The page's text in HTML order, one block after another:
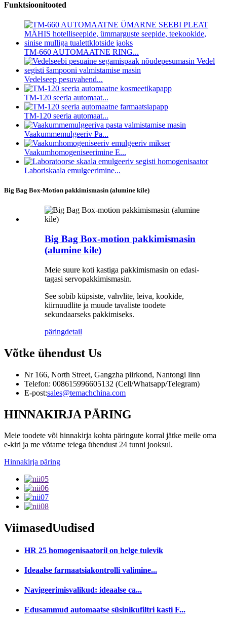
Funktsioonitooted
TM-660 AUTOMAATNE RING...
Vedelseep pesuvahend...
TM-120 seeria automaat...
TM-120 seeria automaat...
Vaakummemulgeeriv Pa...
Vaakumhomogeniseerimine E...
Laboriskaala emulgeerimine...
Big Bag Box-Motion pakkimismasin (alumine kile)
Big Bag Box-motion pakkimismasin
(alumine kile)
Meie suure koti kastiga pakkimismasin on edasi-
tagasi servopakkimismasin.
See sobib küpsiste, vahvlite, leiva, kookide,
kiirnuudlite ja muude tavaliste toodete
sekundaarseks pakkimiseks.
päringdetail
Võtke ühendust Us
Nr 166, North Street, Gangzha piirkond, Nantongi linn
Telefon: 008615996605132 (Cell/Whatsapp/Telegram)
E-post:sales@temachchina.com
HINNAKIRJA PÄRING
Meie toodete või hinnakirja kohta päringute korral jätke meile oma
e-kiri ja me võtame teiega ühendust 24 tunni jooksul.
Hinnakirja päring
ViimasedUudised
HR 25 homogenisaatoril on helge tulevik
Ideaalse farmaatsiakontrolli valimine...
Navigeerimisvalikud: ideaalse ca...
Edusammud automaatse süsinikufiltri kasti F...